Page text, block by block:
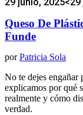
Queso De
Funde
por Patricia Sola
No te dejes
explicamos por qué
realmente y cómo
verdad.